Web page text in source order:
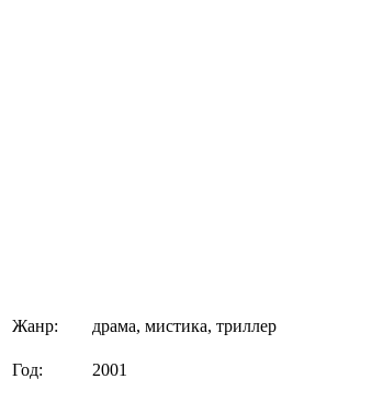
Жанр: драма, мистика, триллер
Год: 2001